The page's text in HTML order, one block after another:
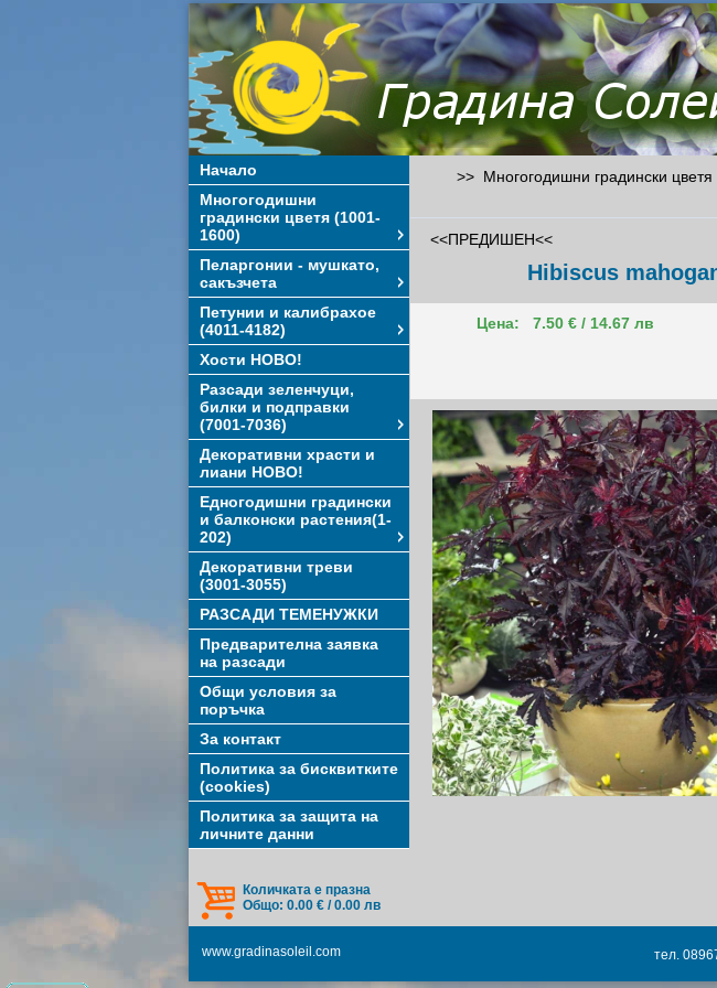
Начало
Многогодишни
градински цветя (1001-
1600)
Пеларгонии - мушкато,
сакъзчета
Петунии и калибрахое
(4011-4182)
Хости НОВО!
Разсади зеленчуци,
билки и подправки
(7001-7036)
Декоративни храсти и
лиани НОВО!
Едногодишни градински
и балконски растения(1-
202)
Декоративни треви
(3001-3055)
РАЗСАДИ ТЕМЕНУЖКИ
Предварителна заявка
на разсади
Общи условия за
поръчка
За контакт
Политика за бисквитките
(cookies)
Политика за защита на
личните данни
Количката е празна
Общо: 0.00 € / 0.00 лв
>> Многогодишни градински
<<ПРЕДИШЕН<<
Hibiscus
Цена: 7.50 € / 14.67 лв
www.gradinasoleil.com тел.